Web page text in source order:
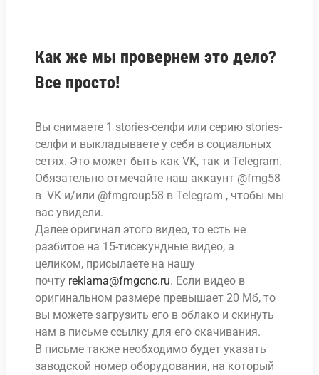
Как же мы провернем это дело?
Все просто!
Вы снимаете 1 stories-селфи или серию stories-
селфи и выкладываете у себя в социальных
сетях. Это может быть как VK, так и Telegram.
Обязательно отмечайте наш аккаунт @fmg58
в VK и/или @fmgroup58 в Telegram , чтобы мы
вас увидели.
Далее оригинал этого видео, то есть не
разбитое на 15-тисекундные видео, а
целиком, присылаете на нашу
почту reklama@fmgcnc.ru. Если видео в
оригинальном размере превышает 20 Мб, то
вы можете загрузить его в облако и скинуть
нам в письме ссылку для его скачивания.
В письме также необходимо будет указать
заводской номер оборудования, на который